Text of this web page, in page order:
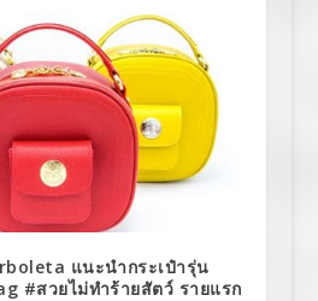
แนะนำกระเป๋ารุ่น
#สวยไม่ทำร้ายสัตว์ รายแรก